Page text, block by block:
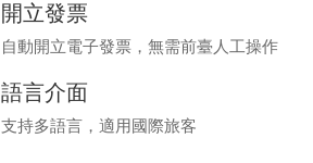
開立發票
自動開立電子發票，無需前臺人工操作
語言介面
支持多語言，適用國際旅客